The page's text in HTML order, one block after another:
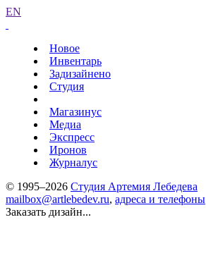
EN
Новое
Инвентарь
Задизайнено
Студия
Магазинус
Медиа
Экспресс
Иронов
Журналус
© 1995–2026 Студия Артемия Лебедева
mailbox@artlebedev.ru, адреса и телефоны
Заказать дизайн...